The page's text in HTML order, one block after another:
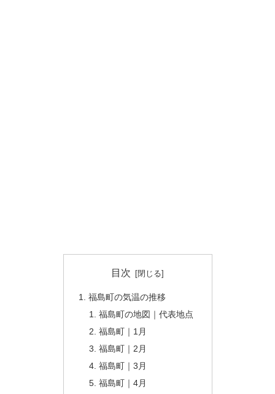
目次
福島町の気温の推移
福島町の地図｜代表地点
福島町｜1月
福島町｜2月
福島町｜3月
福島町｜4月